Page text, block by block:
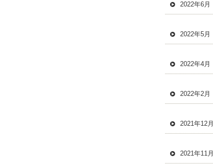
2022年6月
2022年5月
2022年4月
2022年2月
2021年12月
2021年11月